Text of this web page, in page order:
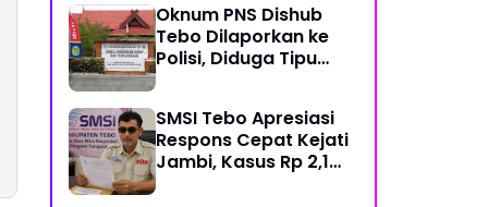
Oknum PNS Dishub
Tebo Dilaporkan ke
Polisi, Diduga Tipu
Kerja
SMSI Tebo Apresiasi
Respons Cepat Kejati
Jambi, Kasus Rp 2,1